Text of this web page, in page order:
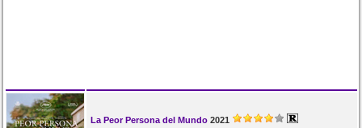
La Peor Persona del Mundo 2021